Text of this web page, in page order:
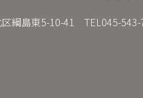
綱島東5-10-41 TEL045-